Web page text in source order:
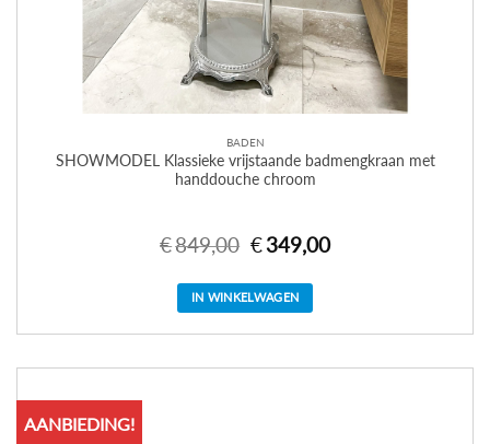
BADEN
SHOWMODEL Klassieke vrijstaande badmengkraan met
handdouche chroom
€849,00 Oorspronkelijke
prijs
€349,00Huidige
prijs
IN WINKELWAGEN
AANBIEDING!